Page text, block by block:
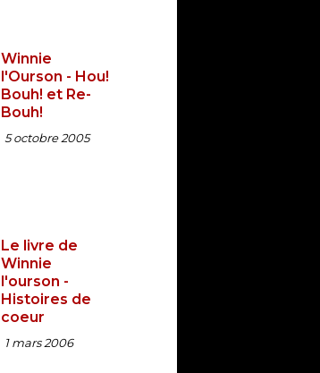
Winnie
l'Ourson - Hou!
Bouh! et Re-
Bouh!
5 octobre 2005
Le livre de
Winnie
l'ourson -
Histoires de
coeur
1 mars 2006